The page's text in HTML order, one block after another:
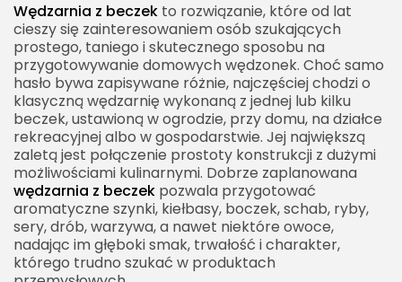
Wędzarnia z beczek to rozwiązanie, które od lat
cieszy się zainteresowaniem osób szukających
prostego, taniego i skutecznego sposobu na
przygotowywanie domowych wędzonek. Choć samo
hasło bywa zapisywane różnie, najczęściej chodzi o
klasyczną wędzarnię wykonaną z jednej lub kilku
beczek, ustawioną w ogrodzie, przy domu, na działce
rekreacyjnej albo w gospodarstwie. Jej największą
zaletą jest połączenie prostoty konstrukcji z dużymi
możliwościami kulinarnymi. Dobrze zaplanowana
wędzarnia z beczek pozwala przygotować
aromatyczne szynki, kiełbasy, boczek, schab, ryby,
sery, drób, warzywa, a nawet niektóre owoce,
nadając im głęboki smak, trwałość i charakter,
którego trudno szukać w produktach
Temperatura wędzenia w wędzarni z beczki
Osuszanie produktów przed wędzeniem
Co można wędzić w wędzarni z beczek
Wędzenie mięsa w beczce
Wędzenie kiełbasy w wędzarni z beczki
Wędzenie ryb w beczce
Wędzenie serów w wędzarni z beczek
Najczęstsze błędy podczas korzystania z
wędzarni z beczki
Higiena w domowej wędzarni